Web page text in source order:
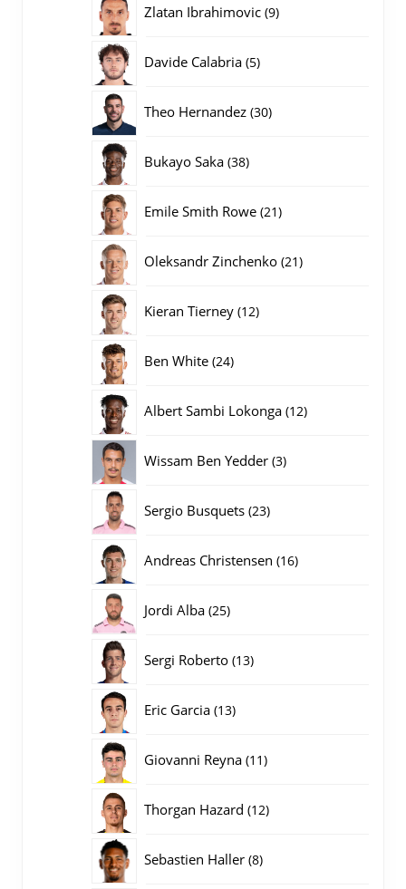
Zlatan Ibrahimovic 99
Davide Calabria 55
Theo Hernandez 3030
Bukayo Saka 3838
Emile Smith Rowe 2121
Oleksandr Zinchenko 2121
Kieran Tierney 1212
Ben White 2424
Albert Sambi Lokonga 1212
Wissam Ben Yedder 33
Sergio Busquets 2323
Andreas Christensen 1616
Jordi Alba 2525
Sergi Roberto 1313
Eric Garcia 1313
Giovanni Reyna 1111
Thorgan Hazard 1212
Sebastien Haller 88